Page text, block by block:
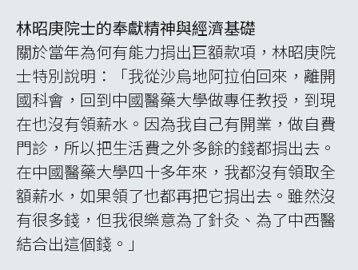
林昭庚院士的奉獻精神與經濟基礎
關於當年為何有能力捐出巨額款項，林昭庚院
士特別說明：「我從沙烏地阿拉伯回來，離開
國科會，回到中國醫藥大學做專任教授，到現
在也沒有領薪水。因為我自己有開業，做自費
門診，所以把生活費之外多餘的錢都捐出去。
在中國醫藥大學四十多年來，我都沒有領取全
額薪水，如果領了也都再把它捐出去。雖然沒
有很多錢，但我很樂意為了針灸、為了中西醫
結合出這個錢。」